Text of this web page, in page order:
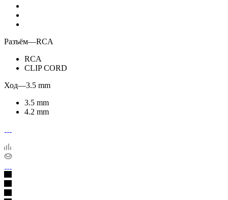
Разъём—RCA
RCA
CLIP CORD
Ход—3.5 mm
3.5 mm
4.2 mm